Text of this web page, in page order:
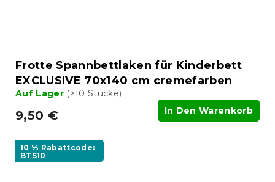
Frotte Spannbettlaken für Kinderbett
EXCLUSIVE 70x140 cm cremefarben
Auf Lager (>10 Stücke)
9,50 € In Den Warenkorb
10 % Rabattcode:
BTS10